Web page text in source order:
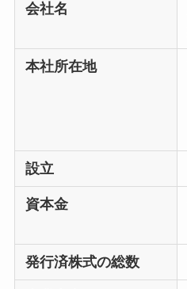
会社名
本社所在地
設立
資本金
発行済株式の総数